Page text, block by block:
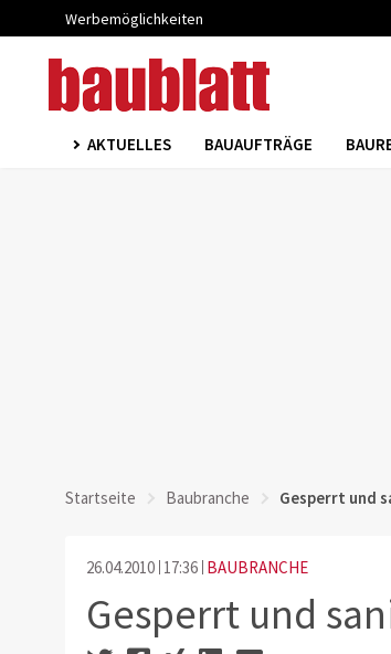
Werbemöglichkeiten
AKTUELLES BAUAUFTRÄGE
Startseite Baubranche Gesperrt und
26.04.2010 17:36 BAUBRANCHE
Gesperrt und